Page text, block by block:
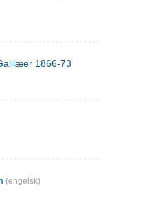
1866-73
(engelsk)